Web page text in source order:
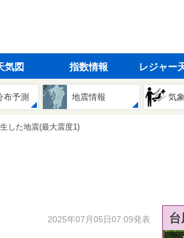
気図 指数情報 レジャー
布予測 地震情報 気
した地震(最大震度1)
2025年07月05日07:09発表